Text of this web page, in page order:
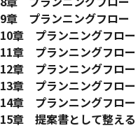
❹ 「推進提案」では、ＧＩ
進めよう
コラム こんなときどうす
「解決法」
プランニングフローにおけ
作業のポイント（注意した
アウトプットのイメージ
スキルアップのコツ（参
主な作業内容（何をやる
作業のポイント（注意した
アウトプットのイメージ
スキルアップのコツ（参
この作業の必要性（なぜ
主な作業内容（何をやる
作業のポイント（注意した
アウトプットのイメージ
スキルアップのコツ（参
9章 プランニングフロ
この作業の必要性（なぜ
主な作業内容（何をやる
作業のポイント（注意した
アウトプットのイメージ
スキルアップのコツ（参
10章 プランニングフロ
この作業の必要性（なぜ
主な作業内容（何をやる
作業のポイント（注意した
アウトプットのイメージ
スキルアップのコツ（参考
11章 プランニングフロ
この作業の必要性（なぜ
主な作業内容（何をやる
作業のポイント（注意した
アウトプットのイメージ（
12章 プランニングフロ
この作業の必要性（なぜ
主な作業内容（何をやる
作業のポイント（注意した
13章 プランニングフロ
この作業の必要性（なぜ
主な作業内容（何をやるの
14章 プランニングフロ
この作業の必要性（なぜや
15章 提案書として整える